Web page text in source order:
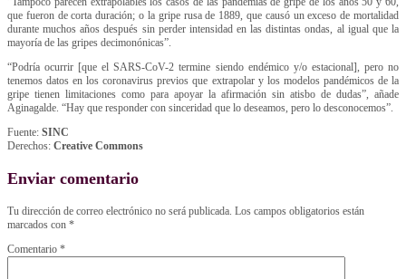
que fueron de corta duración; o la gripe rusa de 1889, que causó un exceso de mortalidad
durante muchos años después sin perder intensidad en las distintas ondas, al igual que la
mayoría de las gripes decimonónicas”.
“Podría ocurrir [que el SARS-CoV-2 termine siendo endémico y/o estacional], pero no
tenemos datos en los coronavirus previos que extrapolar y los modelos pandémicos de la
gripe tienen limitaciones como para apoyar la afirmación sin atisbo de dudas”, añade
Aginagalde. “Hay que responder con sinceridad que lo deseamos, pero lo desconocemos”.
Fuente: SINC
Derechos: Creative Commons
Enviar comentario
Tu dirección de correo electrónico no será publicada. Los campos obligatorios están
marcados con *
Comentario *